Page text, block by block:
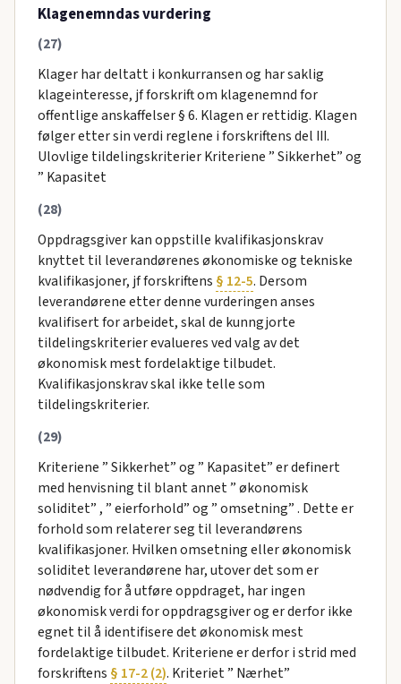
Klagenemndas vurdering
(27)
Klager har deltatt i konkurransen og har saklig
klageinteresse, jf forskrift om klagenemnd for
offentlige anskaffelser § 6. Klagen er rettidig. Klagen
følger etter sin verdi reglene i forskriftens del III.
Ulovlige tildelingskriterier Kriteriene ” Sikkerhet” og
” Kapasitet
(28)
Oppdragsgiver kan oppstille kvalifikasjonskrav
knyttet til leverandørenes økonomiske og tekniske
kvalifikasjoner, jf forskriftens § 12-5. Dersom
leverandørene etter denne vurderingen anses
kvalifisert for arbeidet, skal de kunngjorte
tildelingskriterier evalueres ved valg av det
økonomisk mest fordelaktige tilbudet.
Kvalifikasjonskrav skal ikke telle som
tildelingskriterier.
(29)
Kriteriene ” Sikkerhet” og ” Kapasitet” er definert
med henvisning til blant annet ” økonomisk
soliditet” , ” eierforhold” og ” omsetning” . Dette er
forhold som relaterer seg til leverandørens
kvalifikasjoner. Hvilken omsetning eller økonomisk
soliditet leverandørene har, utover det som er
nødvendig for å utføre oppdraget, har ingen
økonomisk verdi for oppdragsgiver og er derfor ikke
egnet til å identifisere det økonomisk mest
fordelaktige tilbudet. Kriteriene er derfor i strid med
forskriftens § 17-2 (2). Kriteriet ” Nærhet”